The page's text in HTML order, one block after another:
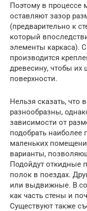
Поэтому в процессе
оставляют зазор
(предварительно к
который
элементы каркаса).
производится
древесину, чтобы их
поверхности.
Нельзя сказать, что
разнообразны,
зависимости от
подобрать
маленьких
варианты,
Подойдут откидные
полок в поездах.
или выдвижные. В
как часть стены и
Существуют также